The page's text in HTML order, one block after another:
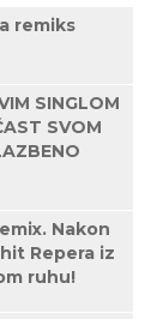
remiks
SINGLOM
SVOM
Nakon
Repera iz
ruhu!